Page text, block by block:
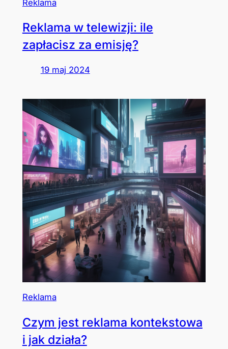
Reklama
Reklama w telewizji: ile
zapłacisz za emisję?
19 maj 2024
Reklama
Czym jest reklama kontekstowa
i jak działa?